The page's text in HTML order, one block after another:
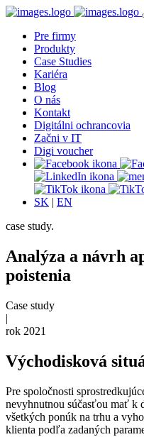
Pre firmy
Produkty
Case Studies
Kariéra
Blog
O nás
Kontakt
Digitálni ochrancovia
Začni v IT
Digi voucher
SK | EN
case study.
Analýza a návrh
poistenia
Case study
|
rok 2021
Východisková
Pre spoločnosti
nevyhnutnou súčasťou mať k
všetkých ponúk na trhu a
klienta podľa zadaných